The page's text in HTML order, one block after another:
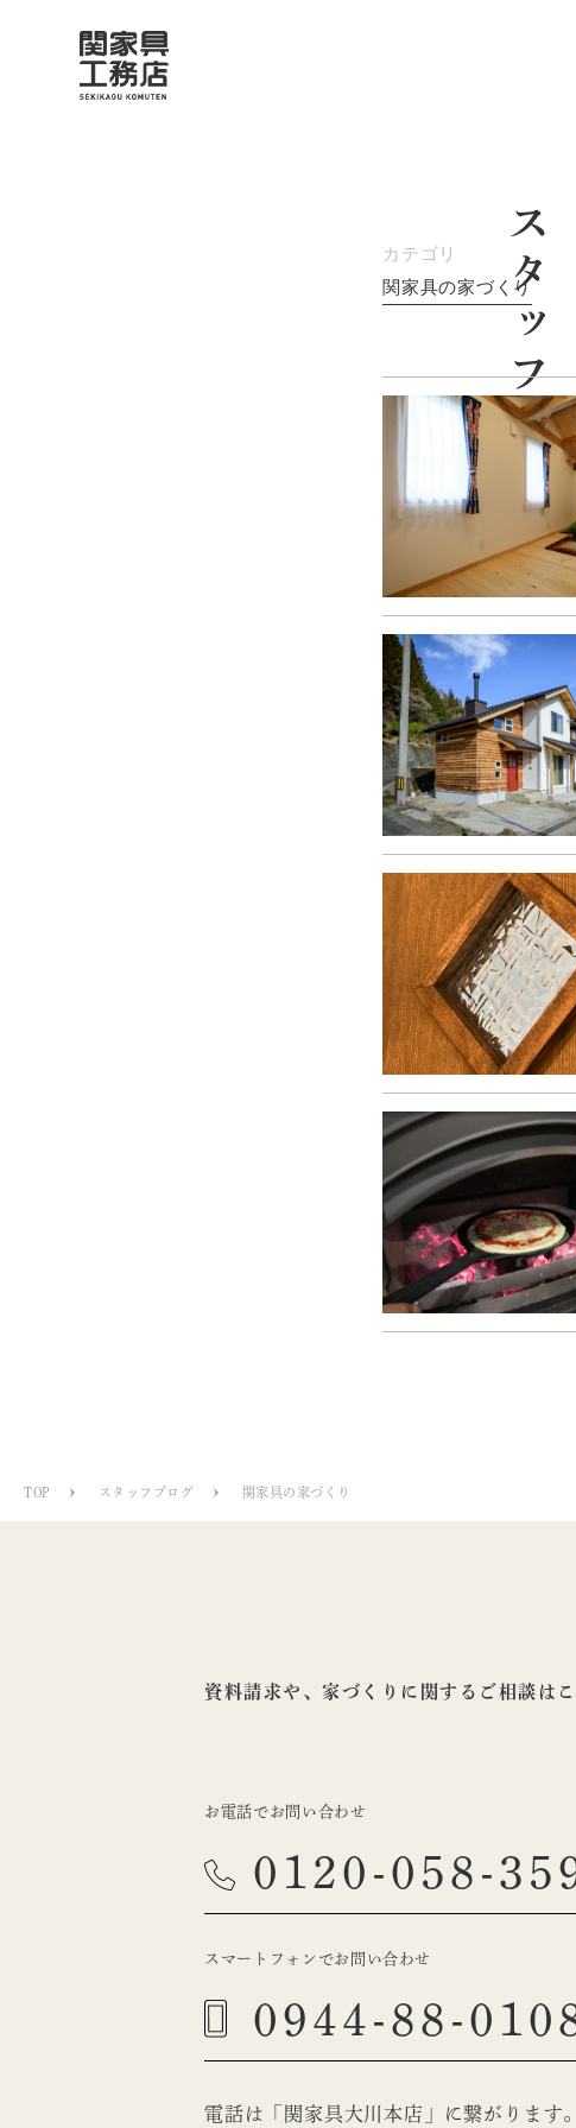
関家具の家づくり
とことん考えるプラン
住宅性能・素材へのこ
保証制度・アフターメ
スタッフブログ
カテゴリ
関家具の家づくり
TOP スタッフブログ 関家具の家づくり
資料請求や、家づくりに関するご相談は
お電話でお問い合わせ
0120-058-
スマートフォンでお問い合わせ
0944-88-
電話は「関家具大川本店」に繋がります。